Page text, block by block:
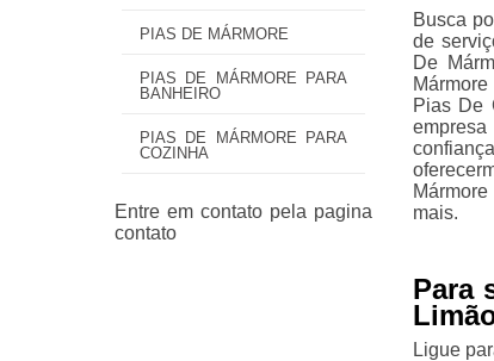
PIAS DE MÁRMORE
PIAS DE MÁRMORE PARA
BANHEIRO
PIAS DE MÁRMORE PARA
COZINHA
Busca
de
De
Pias De
mais.
Para
Ligue